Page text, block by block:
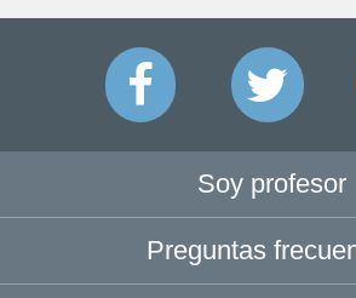
Soy profesor
Preguntas